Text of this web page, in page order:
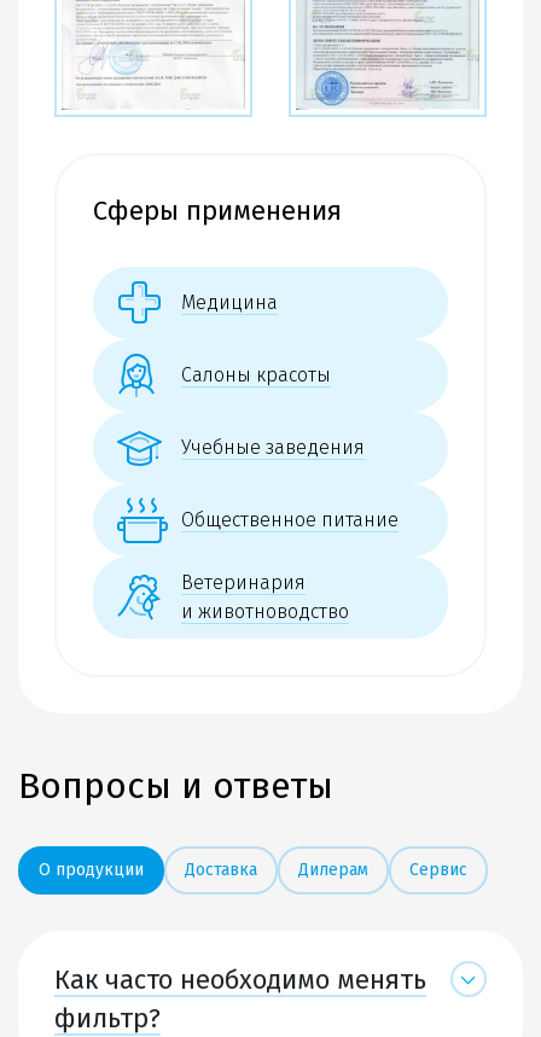
Сферы применения
Медицина
Салоны красоты
Учебные заведения
Общественное питание
Ветеринария
и животноводство
Вопросы и ответы
О продукции Доставка Дилерам Сервис
Как часто необходимо менять
фильтр?